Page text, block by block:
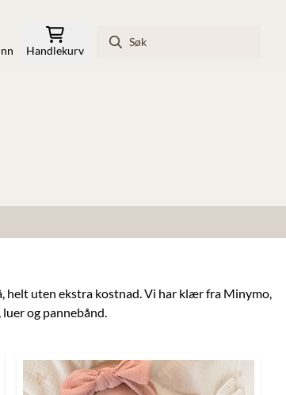
Handlekurv
helt uten ekstra kostnad. Vi har klær fra Minymo,
og pannebånd.